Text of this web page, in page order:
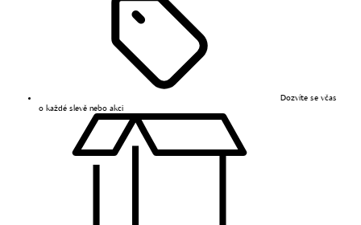
Dozvíte se včas
o každé slevě nebo akci